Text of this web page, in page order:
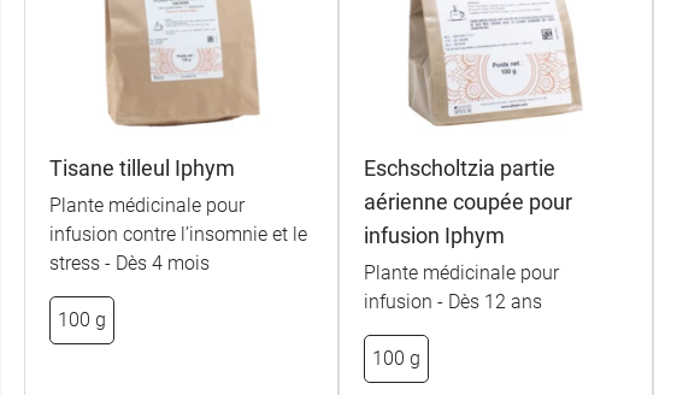
Tisane tilleul Iphym
Plante médicinale pour
infusion contre l’insomnie et le
stress - Dès 4 mois
100 g
Eschscholtzia partie
aérienne coupée pour
infusion Iphym
Plante médicinale pour
infusion - Dès 12 ans
100 g